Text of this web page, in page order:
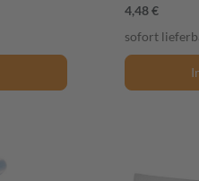
4,48 €
sofort